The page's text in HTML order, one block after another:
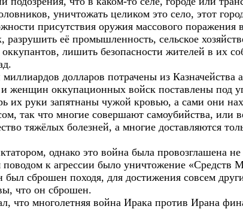
уничтожать целиком это село, этот
присутствия оружия массового поражения
разрушить её промышленность, сельское
лишить безопасности жителей в их
долларов потрачены из Казначейства
женщин оккупационных войск поставлены под
их руки запятнаны чужой кровью, а сами они
так что многие совершают самоубийства, или
тяжёлых болезней, а многие доставляются
однако это война была провозглашена
к агрессии было уничтожение «Средств
сброшен походя, для достижения совсем
что он сброшен.
что многолетняя война Ирака против Ирана